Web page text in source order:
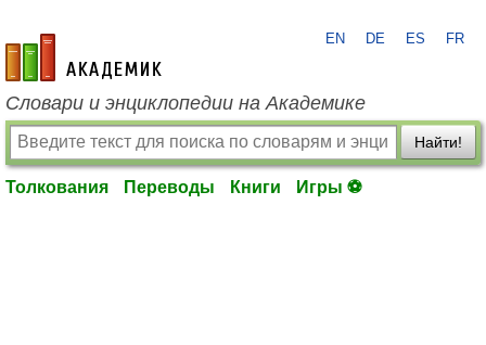
academic.ru
EN DE ES FR
Словари и энциклопедии на Академике
Найти!
Толкования Переводы Книги Игры ⚽